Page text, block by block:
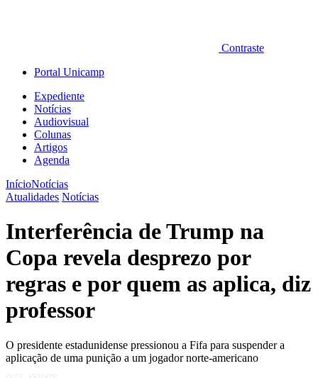
Contraste
Portal Unicamp
Expediente
Notícias
Audiovisual
Colunas
Artigos
Agenda
InícioNotícias
Atualidades Notícias
Interferência de Trump na
Copa revela desprezo por
regras e por quem as aplica, diz
professor
O presidente estadunidense pressionou a Fifa para suspender a
aplicação de uma punição a um jogador norte-americano